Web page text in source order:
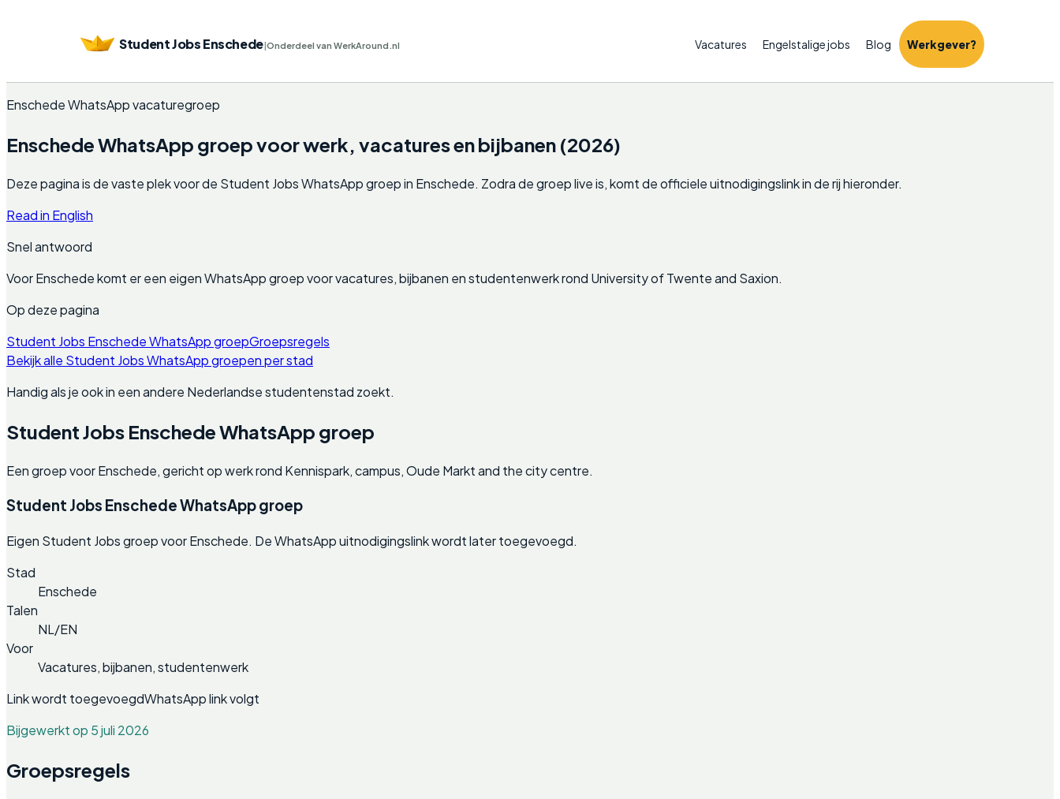
Student Jobs Enschede|Onderdeel van WerkAround.nl Vacatures Engelstalige jobs Blog Werkgever?
Enschede WhatsApp vacaturegroep
Enschede WhatsApp groep voor werk, vacatures en bijbanen (2026)
Deze pagina is de vaste plek voor de Student Jobs WhatsApp groep in Enschede. Zodra de groep live is, komt de officiele uitnodigingslink in de rij hieronder.
Read in English
Snel antwoord
Voor Enschede komt er een eigen WhatsApp groep voor vacatures, bijbanen en studentenwerk rond University of Twente and Saxion.
Op deze pagina
Student Jobs Enschede WhatsApp groepGroepsregels
Bekijk alle Student Jobs WhatsApp groepen per stad
Handig als je ook in een andere Nederlandse studentenstad zoekt.
Student Jobs Enschede WhatsApp groep
Een groep voor Enschede, gericht op werk rond Kennispark, campus, Oude Markt and the city centre.
Student Jobs Enschede WhatsApp groep
Eigen Student Jobs groep voor Enschede. De WhatsApp uitnodigingslink wordt later toegevoegd.
Stad
Enschede
Talen
NL/EN
Voor
Vacatures, bijbanen, studentenwerk
Link wordt toegevoegdWhatsApp link volgt
Bijgewerkt op 5 juli 2026
Groepsregels